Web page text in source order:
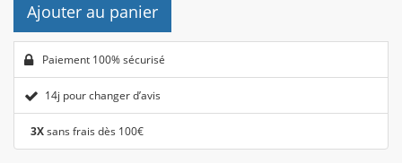
Ajouter au panier
Paiement 100% sécurisé
14j pour changer d’avis
3Xsans frais dès 100€